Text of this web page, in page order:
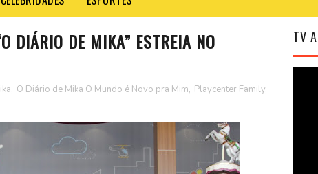
DIÁRIO DE MIKA” ESTREIA NO
, O Diário de Mika O Mundo é Novo pra Mim, Playcenter Family,
TV